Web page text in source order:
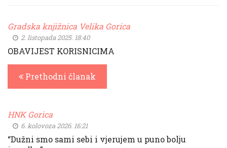
Gradska knjižnica Velika Gorica
2. listopada 2025. 18:40
OBAVIJEST KORISNICIMA
Prethodni članak
HNK Gorica
6. kolovoza 2026. 16:21
“Dužni smo sami sebi i vjerujem u puno bolju